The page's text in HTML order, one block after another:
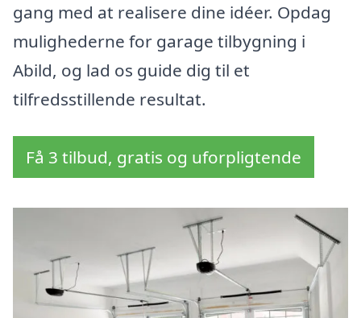
gang med at realisere dine idéer. Opdag
mulighederne for garage tilbygning i
Abild, og lad os guide dig til et
tilfredsstillende resultat.
Få 3 tilbud, gratis og uforpligtende